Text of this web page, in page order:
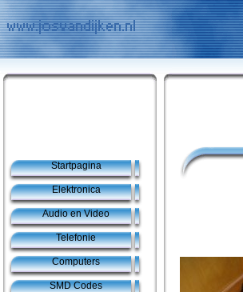
Startpagina
Elektronica
Audio en Video
Telefonie
Computers
SMD Codes